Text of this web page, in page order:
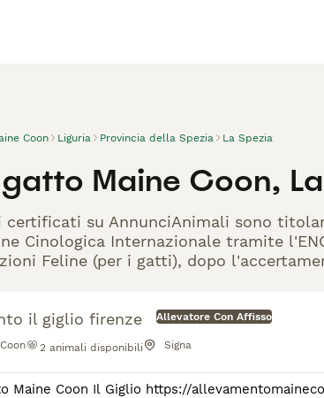
Coon Liguria Provincia della Spezia La Spezia
Maine Coon,
certificati su AnnunciAnimali sono
Cinologica Internazionale tramite
Feline (per i gatti), dopo
il giglio firenze Allevatore Con Affisso
2 animali disponibili Signa
Coon Il Giglio https://allevamentomainecoonilgiglio.it/